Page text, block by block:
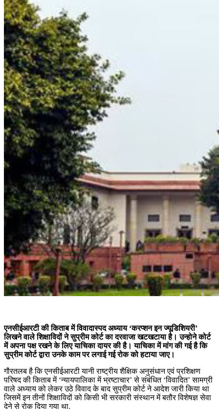
एनसीईआरटी की किताब में विवादास्पद अध्याय ‘करप्शन इन ज्यूडिशियरी’
लिखने वाले शिक्षाविदों ने सुप्रीम कोर्ट का दरवाजा खटखटाया है। उन्होने कोर्ट
में अपना पक्ष रखने के लिए याचिका दायर की है। याचिका में मांग की गई है कि
सुप्रीम कोर्ट द्वारा उनके काम पर लगाई गई रोक को हटाया जाए।
गौरतलब है कि एनसीईआरटी यानी राष्ट्रीय शैक्षिक अनुसंधान एवं प्रशिक्षण
परिषद की किताब में ‘न्यायपालिका में भ्रष्टाचार’ से संबंधित ‘विवादित’ सामग्री
वाले अध्याय को लेकर उठे विवाद के बाद सुप्रीम कोर्ट ने आदेश जारी किया था
जिसमें इन तीनों शिक्षाविदों को किसी भी सरकारी संस्थान में बतौर विशेषज्ञ सेवा
देने से रोक दिया गया था.